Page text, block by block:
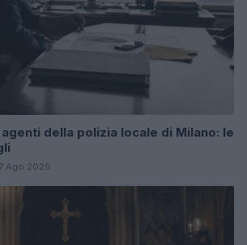
della polizia locale di Milano: le
Ago 2026